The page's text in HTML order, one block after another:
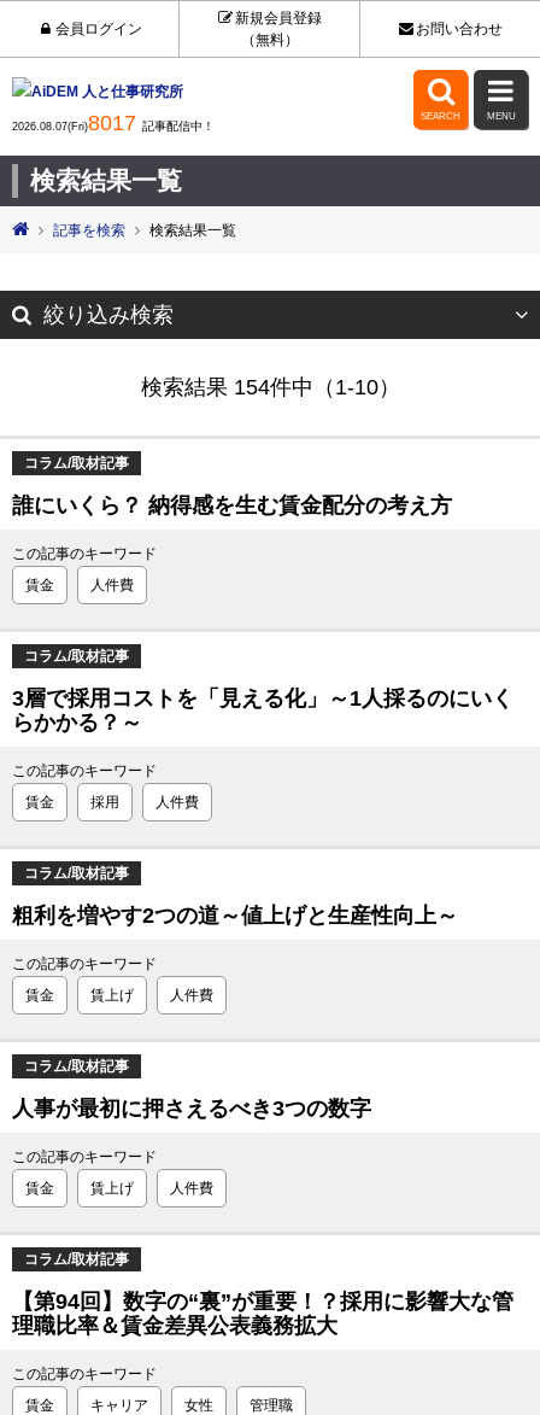
会員ログイン
新規会員登録
（無料）
お問い合わせ
2026.08.07(Fri)8017 記事配信中！

SEARCH

MENU
検索結果一覧
記事を検索 検索結果一覧
絞り込み検索
検索結果 154件中（1-10）
コラム/取材記事
誰にいくら？ 納得感を生む賃金配分の考え方
この記事のキーワード
賃金
人件費
コラム/取材記事
3層で採用コストを「見える化」～1人採るのにいく
らかかる？～
この記事のキーワード
賃金
採用 人件費
コラム/取材記事
粗利を増やす2つの道～値上げと生産性向上～
この記事のキーワード
賃金
賃上げ 人件費
コラム/取材記事
人事が最初に押さえるべき3つの数字
この記事のキーワード
賃金
賃上げ 人件費
コラム/取材記事
【第94回】数字の“裏”が重要！？採用に影響大な管
理職比率＆賃金差異公表義務拡大
この記事のキーワード
賃金
キャリア 女性 管理職